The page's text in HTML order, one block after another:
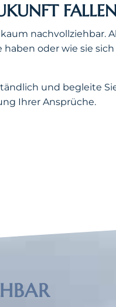
FALLEN
nachvollziehbar.
oder wie sie
und begleite
Ihrer Ansprüche.